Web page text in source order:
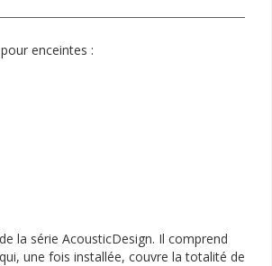
enceintes :
la série AcousticDesign. Il comprend
une fois installée, couvre la totalité de